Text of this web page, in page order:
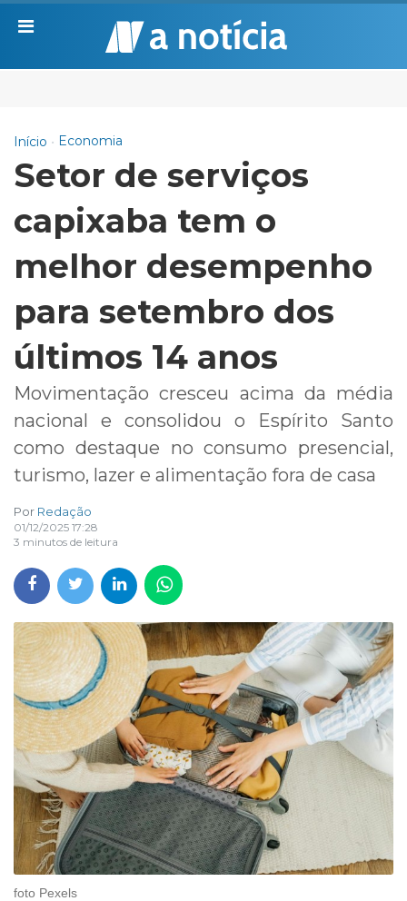
Início Economia
Setor de serviços
capixaba tem o
melhor desempenho
para setembro dos
últimos 14 anos
Movimentação cresceu acima da média
nacional e consolidou o Espírito Santo
como destaque no consumo presencial,
turismo, lazer e alimentação fora de casa
Por Redação
01/12/2025 17:28
3 minutos de leitura
foto Pexels